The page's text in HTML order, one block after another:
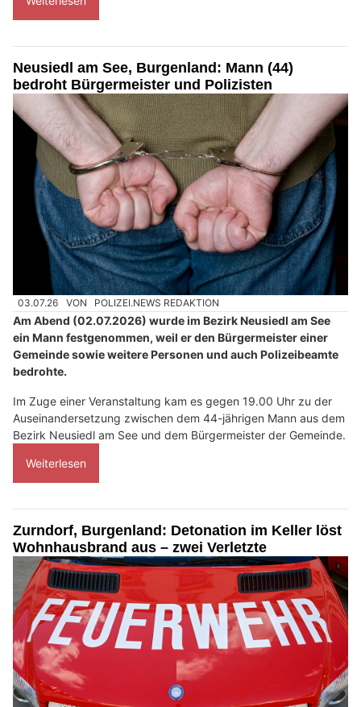
Neusiedl am See, Burgenland: Mann (44)
bedroht Bürgermeister und Polizisten
03.07.26 VON POLIZEI.NEWS REDAKTION
Am Abend (02.07.2026) wurde im Bezirk Neusiedl am See
ein Mann festgenommen, weil er den Bürgermeister einer
Gemeinde sowie weitere Personen und auch Polizeibeamte
bedrohte.
Im Zuge einer Veranstaltung kam es gegen 19.00 Uhr zu der
Auseinandersetzung zwischen dem 44-jährigen Mann aus dem
Bezirk Neusiedl am See und dem Bürgermeister der Gemeinde.
Weiterlesen
Zurndorf, Burgenland: Detonation im Keller löst
Wohnhausbrand aus – zwei Verletzte